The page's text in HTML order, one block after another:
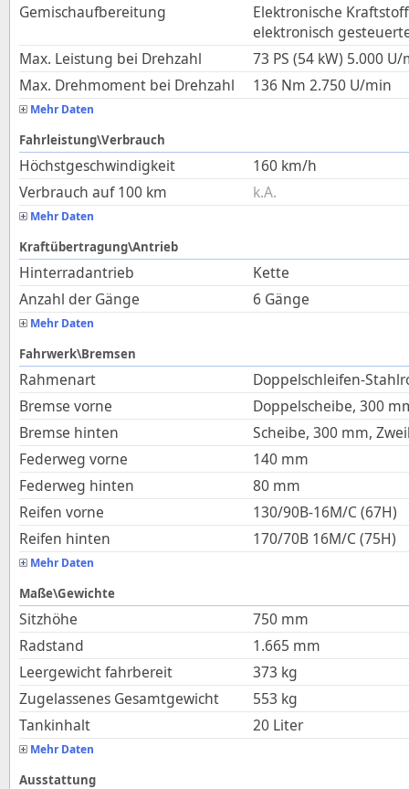
Gemischaufbereitung
Elektronische
elektronisch
Max. Leistung bei Drehzahl
73 PS (54 kW) 5.000 U/
Max. Drehmoment bei Drehzahl
136 Nm 2.750 U/min
Mehr Daten
Fahrleistung\Verbrauch
Höchstgeschwindigkeit 160 km/h
Verbrauch auf 100 km
k.A.
Mehr Daten
Kraftübertragung\Antrieb
Hinterradantrieb
Kette
Anzahl der Gänge
6 Gänge
Mehr Daten
Fahrwerk\Bremsen
Rahmenart
Doppelschleifen-
Bremse vorne
Doppelscheibe, 300
Bremse hinten
Scheibe, 300 mm,
Federweg vorne
140 mm
Federweg hinten
80 mm
Reifen vorne
130/90B-16M/C (67H)
Reifen hinten
170/70B 16M/C (75H)
Mehr Daten
Maße\Gewichte
Sitzhöhe 750 mm
Radstand
1.665 mm
Leergewicht fahrbereit
373 kg
Zugelassenes Gesamtgewicht
553 kg
Tankinhalt
20 Liter
Mehr Daten
Ausstattung